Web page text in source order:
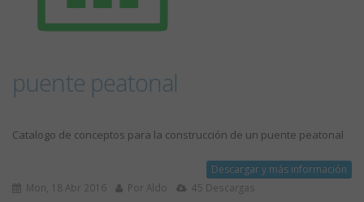
puente peatonal
Catalogo de conceptos para la construcción de un puente peatonal
Descargar y más información
Mon, 18 Abr 2016 Por Aldo 45 Descargas